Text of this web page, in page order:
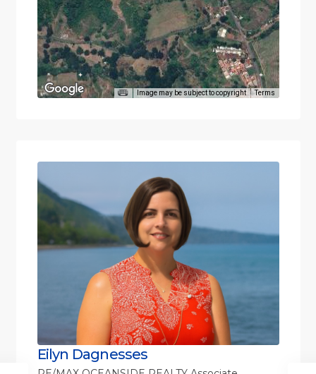
Image may be subject to copyright Terms
Eilyn Dagnesses